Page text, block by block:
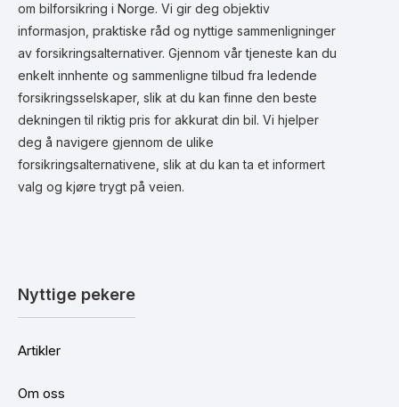
om bilforsikring i Norge. Vi gir deg objektiv
informasjon, praktiske råd og nyttige sammenligninger
av forsikringsalternativer. Gjennom vår tjeneste kan du
enkelt innhente og sammenligne tilbud fra ledende
forsikringsselskaper, slik at du kan finne den beste
dekningen til riktig pris for akkurat din bil. Vi hjelper
deg å navigere gjennom de ulike
forsikringsalternativene, slik at du kan ta et informert
valg og kjøre trygt på veien.
Nyttige pekere
Artikler
Om oss